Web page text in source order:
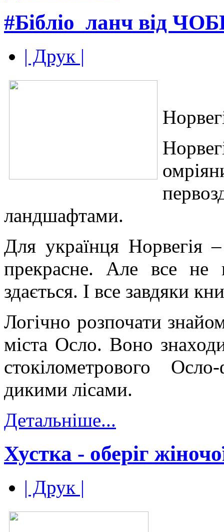
#Бібліо_ланч від
| Друк |
ландшафтами.
Для українця Норвегія
прекрасне. Але все не
здається. І все завдяки
Логічно розпочати
міста Осло. Воно
стокілометрового
дикими лісами.
Детальніше...
Хустка - оберіг
| Друк |